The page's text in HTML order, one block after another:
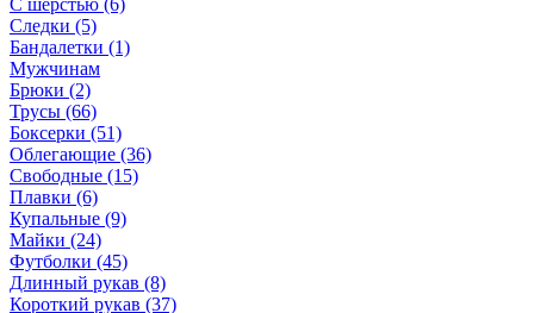
С шерстью (6)
Следки (5)
Бандалетки (1)
Мужчинам
Брюки (2)
Трусы (66)
Боксерки (51)
Облегающие (36)
Свободные (15)
Плавки (6)
Купальные (9)
Майки (24)
Футболки (45)
Длинный рукав (8)
Короткий рукав (37)